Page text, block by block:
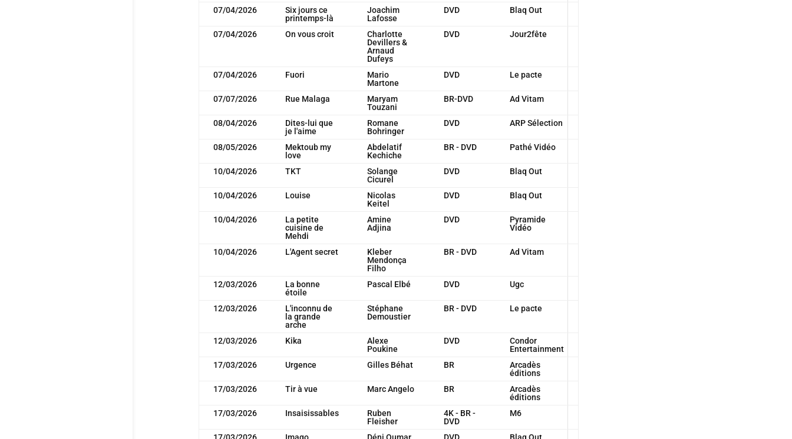
07/04/2026
Six jours ce
printemps-là
Joachim
Lafosse
DVD Blaq Out
07/04/2026 On vous croit
Charlotte
Devillers &
Arnaud
Dufeys
DVD Jour2fête
07/04/2026 Fuori
Mario
Martone
DVD Le pacte
07/07/2026 Rue Malaga
Maryam
Touzani
BR-DVD Ad Vitam
08/04/2026
Dites-lui que
je l'aime
Romane
Bohringer
DVD ARP Sélection
08/05/2026
Mektoub my
love
Abdelatif
Kechiche
BR - DVD Pathé Vidéo
10/04/2026 TKT
Solange
Cicurel
DVD Blaq Out
10/04/2026 Louise
Nicolas
Keitel
DVD Blaq Out
10/04/2026
La petite
cuisine de
Mehdi
Amine
Adjina
DVD
Pyramide
Vidéo
10/04/2026 L'Agent secret
Kleber
Mendonça
Filho
BR - DVD Ad Vitam
12/03/2026
La bonne
étoile
Pascal Elbé DVD Ugc
12/03/2026
L'inconnu de
la grande
arche
Stéphane
Demoustier
BR - DVD Le pacte
12/03/2026 Kika
Alexe
Poukine
DVD
Condor
Entertainment
17/03/2026
Urgence Gilles Béhat BR
Arcadès
éditions
17/03/2026
Tir à vue Marc Angelo BR
Arcadès
éditions
17/03/2026
Insaisissables
Ruben
Fleisher
4K - BR -
DVD
M6